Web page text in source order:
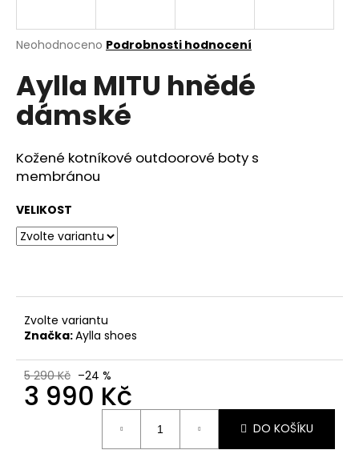
Průměrné
produktu
je
0,0
z
hvězdiček.
Neohodnoceno Podrobnosti hodnocení
Aylla MITU hnědé
dámské
Kožené kotníkové outdoorové boty s
membránou
VELIKOST
Zvolte variantu
Značka:Aylla shoes
5 290 Kč –24 %
3 990 Kč
DO KOŠÍKU
j
t
?
p
u
č
u